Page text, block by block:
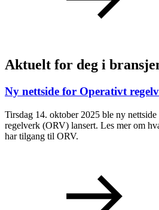
Aktuelt for deg i
Ny nettside for Operativt
Tirsdag 14. oktober 2025 ble ny
regelverk (ORV) lansert. Les mer om
har tilgang til ORV.